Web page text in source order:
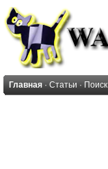
Главная · Статьи · Поиск